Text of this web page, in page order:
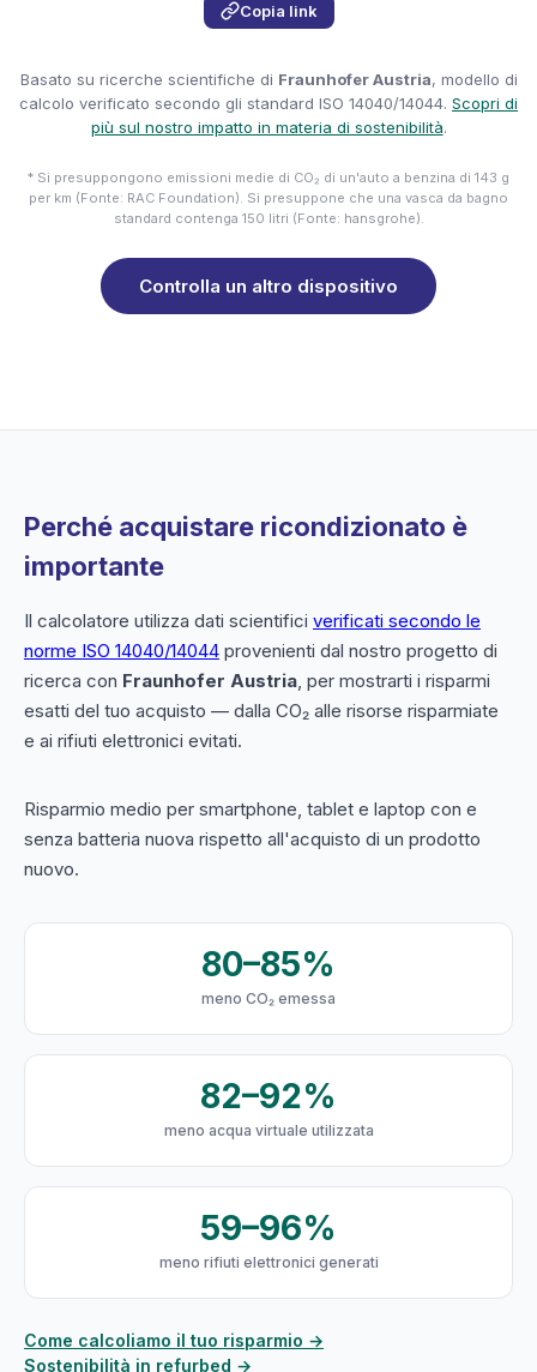
Copia link
Basato su ricerche scientifiche di Fraunhofer Austria, modello di
calcolo verificato secondo gli standard ISO 14040/14044. Scopri di
più sul nostro impatto in materia di sostenibilità.
* Si presuppongono emissioni medie di CO₂ di un'auto a benzina di 143 g
per km (Fonte: RAC Foundation). Si presuppone che una vasca da bagno
standard contenga 150 litri (Fonte: hansgrohe).
Controlla un altro dispositivo
Perché acquistare ricondizionato è
importante
Il calcolatore utilizza dati scientifici verificati secondo le
norme ISO 14040/14044 provenienti dal nostro progetto di
ricerca con Fraunhofer Austria, per mostrarti i risparmi
esatti del tuo acquisto — dalla CO₂ alle risorse risparmiate
e ai rifiuti elettronici evitati.
Risparmio medio per smartphone, tablet e laptop con e
senza batteria nuova rispetto all'acquisto di un prodotto
nuovo.
80–85%
meno CO₂ emessa
82–92%
meno acqua virtuale utilizzata
59–96%
meno rifiuti elettronici generati
Come calcoliamo il tuo risparmio →
Sostenibilità in refurbed →